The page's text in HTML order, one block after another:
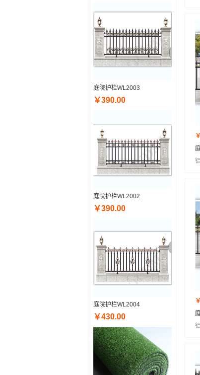
庭院护栏WL2003
￥390.00
庭院护栏WL2002
￥390.00
庭院护栏WL2004
￥430.00